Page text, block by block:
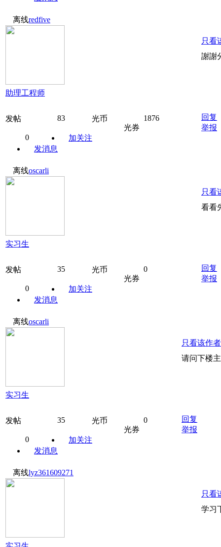
离线redfive
助理工程师
发帖 83 光币
1876
光券
0
加关注
发消息
只看
謝謝
回复
举报
离线oscarli
实习生
发帖 35 光币
0
光券
0
加关注
发消息
只看
看看
回复
举报
离线oscarli
实习生
发帖 35 光币
0
光券
0
加关注
发消息
只看该作者
请问下楼
回复
举报
离线lyz361609271
只看
学习